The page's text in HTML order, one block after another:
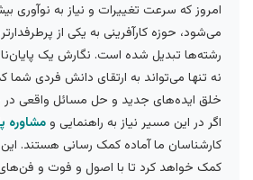
امروز که سرعت تغییرات و نیاز به
می‌شود، حوزه کارآفرینی به یکی از
رشته‌ها تبدیل شده است. نگارش یک
نه تنها می‌تواند به ارتقای دانش فردی شما
خلق ایده‌های جدید و حل مسائل واقعی در
اگر در این مسیر نیاز به راهنمایی و مشاوره
کارشناسان ما آماده کمک رسانی هستند.
کمک خواهد کرد تا با اصول و فوت و